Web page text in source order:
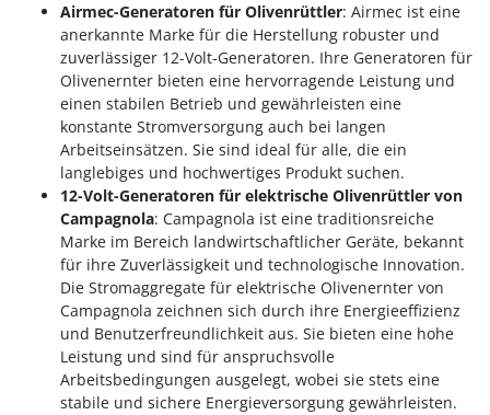
Ompagrill
Ooni
Oriental Koshin
Outdoorchef
Palazzetti
Palumbo Pavi
Partisani
Paterlini
Philips
Pramac
Prismafood
Airmec-Generatoren für Olivenrüttler: Airmec ist eine
anerkannte Marke für die Herstellung robuster und
zuverlässiger 12-Volt-Generatoren. Ihre Generatoren für
Olivenernter bieten eine hervorragende Leistung und
einen stabilen Betrieb und gewährleisten eine
konstante Stromversorgung auch bei langen
Arbeitseinsätzen. Sie sind ideal für alle, die ein
langlebiges und hochwertiges Produkt suchen.
12-Volt-Generatoren für elektrische Olivenrüttler von
Campagnola: Campagnola ist eine traditionsreiche
Marke im Bereich landwirtschaftlicher Geräte, bekannt
für ihre Zuverlässigkeit und technologische Innovation.
Die Stromaggregate für elektrische Olivenernter von
Campagnola zeichnen sich durch ihre Energieeffizienz
und Benutzerfreundlichkeit aus. Sie bieten eine hohe
Leistung und sind für anspruchsvolle
Arbeitsbedingungen ausgelegt, wobei sie stets eine
stabile und sichere Energieversorgung gewährleisten.